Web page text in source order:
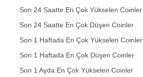
Son 24 Saatte En Çok Yükselen Coinler
Son 24 Saatte En Çok Düşen Coinler
Son 1 Haftada En Çok Yükselen Coinler
Son 1 Haftada En Çok Düşen Coinler
Son 1 Ayda En Çok Yükselen Coinler